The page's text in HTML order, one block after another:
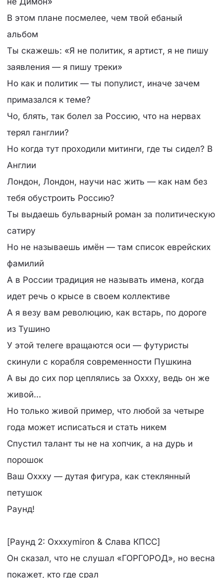
В этом плане посмелее, чем твой ебаный
альбом
Ты скажешь: «Я не политик, я артист, я не пишу
заявления — я пишу треки»
Но как и политик — ты популист, иначе зачем
примазался к теме?
Чо, блять, так болел за Россию, что на нервах
терял ганглии?
Но когда тут проходили митинги, где ты сидел? В
Англии
Лондон, Лондон, научи нас жить — как нам без
тебя обустроить Россию?
Ты выдаешь бульварный роман за политическую
сатиру
Но не называешь имён — там список еврейских
фамилий
А в России традиция не называть имена, когда
идет речь о крысе в своем коллективе
А я везу вам революцию, как встарь, по дороге
из Тушино
У этой телеге вращаются оси — футуристы
скинули с корабля современности Пушкина
А вы до сих пор цеплялись за Oxxxy, ведь он же
живой...
Но только живой пример, что любой за четыре
года может исписаться и стать никем
Спустил талант ты не на хопчик, а на дурь и
порошок
Ваш Oxxxy — дутая фигура, как стеклянный
петушок
Раунд!
[Раунд 2: Oxxxymiron & Слава КПСС]
Он сказал, что не слушал «ГОРГОРОД», но весна
покажет, кто где срал